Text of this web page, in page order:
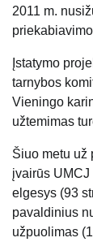
2011 m.
Įstatymo
tarnybos
Vieningo
užtemimas
Šiuo metu už
įvairūs
elgesys (93
pavaldinius
užpuolimas